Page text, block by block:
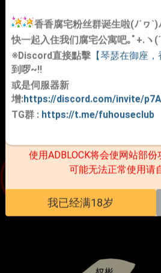
香香腐宅粉丝群诞生啦(ﾉ´ヮ`)
快一起入住我们腐宅公寓吧｡ﾟ+.ヽ
※Discord直接點擊【琴瑟在御座，
到啰~!!
或是伺服器新
增:https://discord.com/invite/
TG群: https://t.me/fuhouseclub
使用ADBLOCK将会使网站部
可能无法正常使用请
我已经满18岁